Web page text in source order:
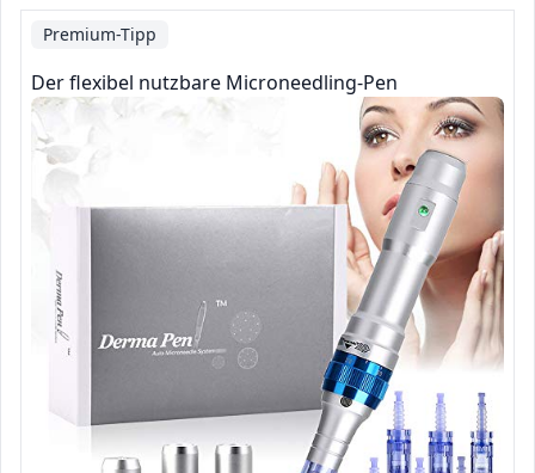
Premium-Tipp
Der flexibel nutzbare Microneedling-Pen